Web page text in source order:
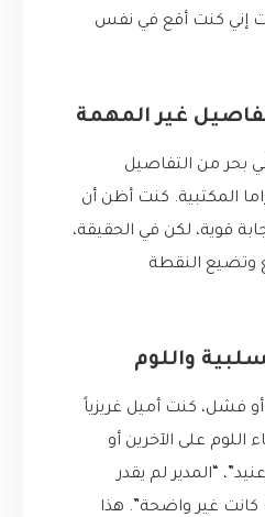
إني كنت أقع في نفس
بحر من التفاصيل
المكتبية. كنت أظن أن
قوية، لكن في الحقيقة،
النقطة
فشل، كنت أميل غريزياً
اللوم على الآخرين أو
“المدير لم يقدر
كانت غير واضحة”. هذا